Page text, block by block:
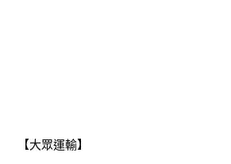
【大眾運輸】